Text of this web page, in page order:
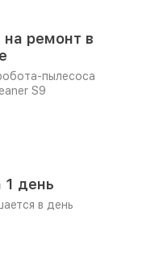
ремонт в
пылесоса
S9
день
в день